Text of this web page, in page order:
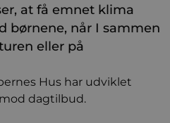
at få emnet klima
børnene, når I sammen
eller på
Hus har udviklet
dagtilbud.